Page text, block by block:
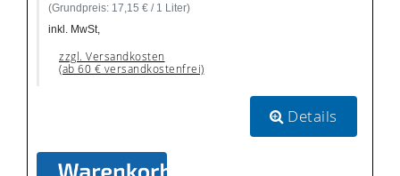
(Grundpreis: 17,15 € / 1 Liter)
inkl. MwSt,
zzgl. Versandkosten
(ab 60 € versandkostenfrei)
Details